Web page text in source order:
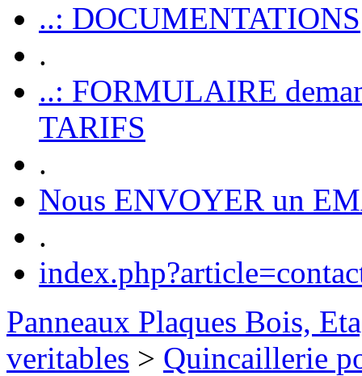
..: DOCUMENTATIONS
.
..: FORMULAIRE
TARIFS
.
Nous ENVOYER un
.
Panneaux Plaques Bois,
veritables > Quincaillerie